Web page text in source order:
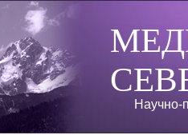
Научно-